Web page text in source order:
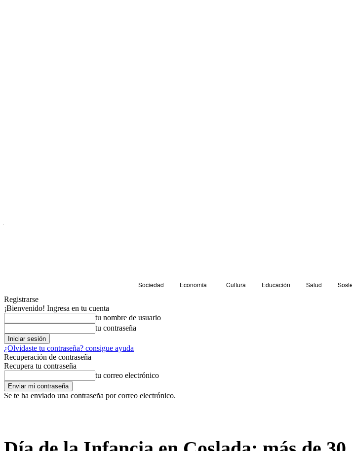
Sociedad Economía Cultura Educación Salud
Registrarse
¡Bienvenido! Ingresa en tu cuenta
tu nombre de usuario
tu contraseña
¿Olvidaste tu contraseña? consigue ayuda
Recuperación de contraseña
Recupera tu contraseña
tu correo electrónico
Se te ha enviado una contraseña por correo electrónico.